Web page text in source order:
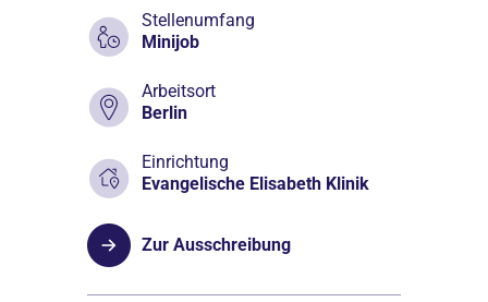
Stellenumfang
Minijob
Arbeitsort
Berlin
Einrichtung
Evangelische Elisabeth Klinik
Zur Ausschreibung